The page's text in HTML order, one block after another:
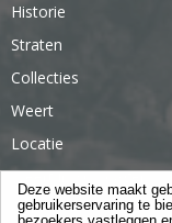
Historie
Straten
Collecties
Weert
Locatie
Weert in 365 dagen
Gebouwen
Deze website maakt
gebruikerservaring te